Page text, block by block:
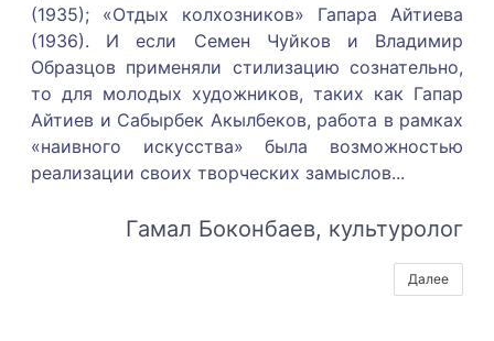
(1935); «Отдых колхозников» Гапара Айтиева
(1936). И если Семен Чуйков и Владимир
Образцов применяли стилизацию сознательно,
то для молодых художников, таких как Гапар
Айтиев и Сабырбек Акылбеков, работа в рамках
«наивного искусства» была возможностью
реализации своих творческих замыслов...
Гамал Боконбаев, культуролог
Далее